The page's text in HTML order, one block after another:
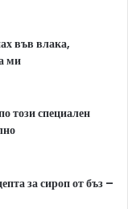
във влака,
ми
този специален
за сироп от бъз –